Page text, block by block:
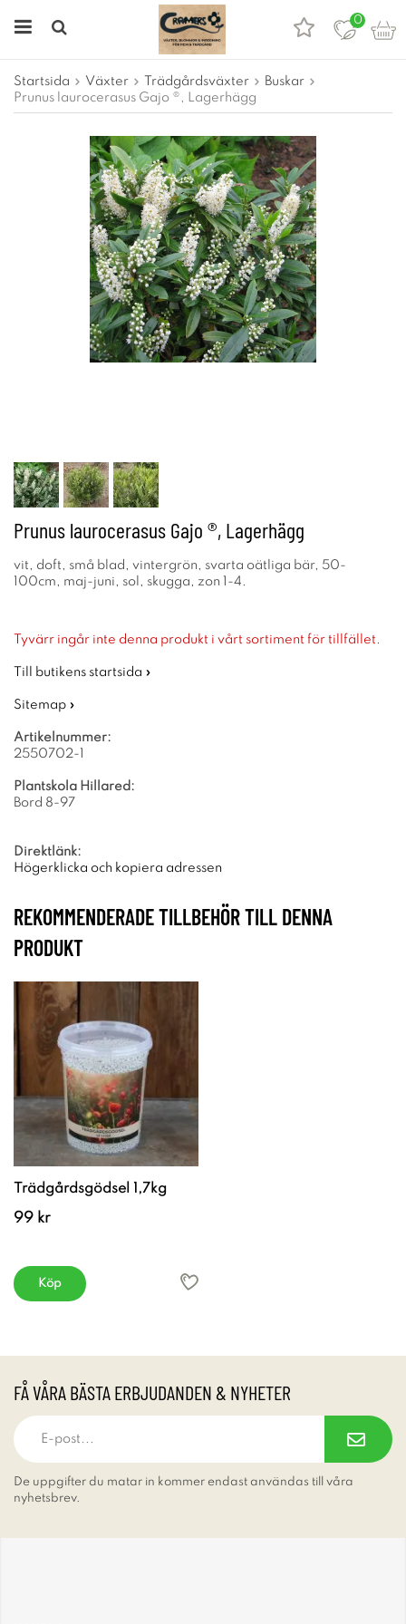
0
Startsida Växter Trädgårdsväxter
Buskar
Prunus laurocerasus Gajo ®, Lagerhägg
Prunus laurocerasus Gajo ®, Lagerhägg
vit, doft, små blad, vintergrön, svarta oätliga bär, 50-
100cm, maj-juni, sol, skugga, zon 1-4.
Tyvärr ingår inte denna produkt i vårt sortiment för tillfället.
Till butikens startsida »
Sitemap »
Artikelnummer:
2550702-1
Plantskola Hillared:
Bord 8-97
Direktlänk:
Högerklicka och kopiera adressen
REKOMMENDERADE TILLBEHÖR TILL DENNA
PRODUKT
Trädgårdsgödsel 1,7kg
99 kr
Köp
FÅ VÅRA BÄSTA ERBJUDANDEN & NYHETER
De uppgifter du matar in kommer endast användas till våra
nyhetsbrev.